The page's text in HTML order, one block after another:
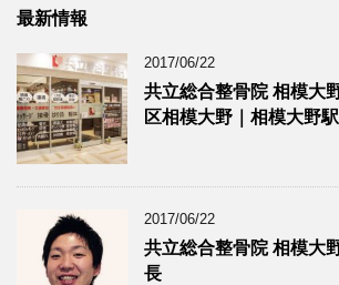
最新情報
2017/06/22
共立総合整骨院 相模大
区相模大野｜相模大野駅
2017/06/22
共立総合整骨院 相模大
長